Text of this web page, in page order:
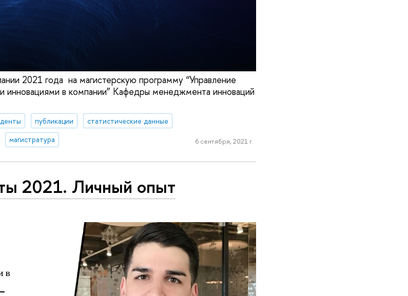
2021 года на магистерскую программу “Управление
инновациями в компании” Кафедры менеджмента инноваций
публикации
статистические данные
магистратура 6 сентября, 2021 г.
2021. Личный опыт